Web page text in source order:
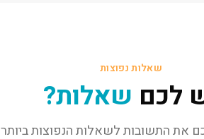
שאלות נפוצות
לכם שאלות?
את התשובות לשאלות הנפוצות ביותר